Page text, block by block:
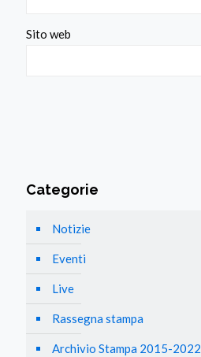
Sito web
Categorie
Notizie
Eventi
Live
Rassegna stampa
Archivio Stampa 2015-2022